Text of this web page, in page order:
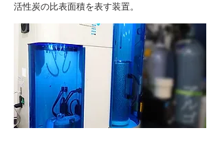
活性炭の比表面積を表す装置。